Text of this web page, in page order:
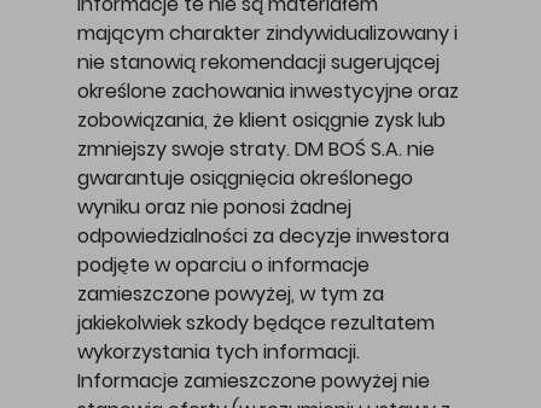
mającym charakter zindywidualizowany i
nie stanowią rekomendacji sugerującej
określone zachowania inwestycyjne oraz
zobowiązania, że klient osiągnie zysk lub
zmniejszy swoje straty. DM BOŚ S.A. nie
gwarantuje osiągnięcia określonego
wyniku oraz nie ponosi żadnej
odpowiedzialności za decyzje inwestora
podjęte w oparciu o informacje
zamieszczone powyżej, w tym za
jakiekolwiek szkody będące rezultatem
wykorzystania tych informacji.
Informacje zamieszczone powyżej nie